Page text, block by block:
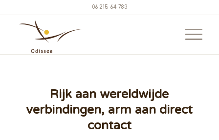
06 215 64 783
Rijk aan wereldwijde
verbindingen, arm aan direct
contact